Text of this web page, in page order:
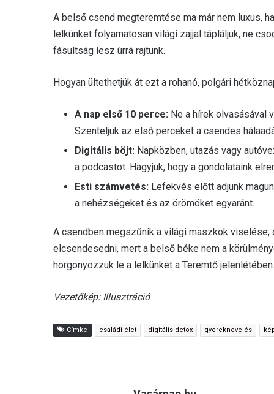
A belső csend megteremtése ma már nem luxus,
lelkünket folyamatosan világi zajjal tápláljuk, ne
fásultság lesz úrrá rajtunk.
Hogyan ültethetjük át ezt a rohanó, polgári
A nap első 10 perce: Ne a hírek olvasásával
Szenteljük az első perceket a csendes
Digitális böjt: Napközben, utazás vagy
a podcastot. Hagyjuk, hogy a gondolataink
Esti számvetés: Lefekvés előtt adjunk
a nehézségeket és az örömöket egyaránt.
A csendben megszűnik a világi maszkok viselése;
elcsendesedni, mert a belső béke nem a
horgonyozzuk le a lelkünket a Teremtő jelenlétében.
Vezetőkép: Illusztráció
Címke családi élet digitális detox gyereknevelés